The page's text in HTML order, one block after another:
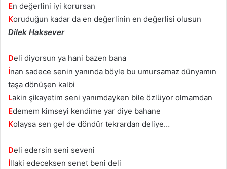
En değerlini iyi korursan
Koruduğun kadar da en değerlinin en değerlisi olusun
Dilek Haksever
Deli diyorsun ya hani bazen bana
İnan sadece senin yanında böyle bu umursamaz dünyamın
taşa dönüşen kalbi
Lakin şikayetim seni yanımdayken bile özlüyor olmamdan
Edemem kimseyi kendime yar diye bahane
Kolaysa sen gel de döndür tekrardan deliye…
Deli edersin seni seveni
İllaki edeceksen senet beni deli